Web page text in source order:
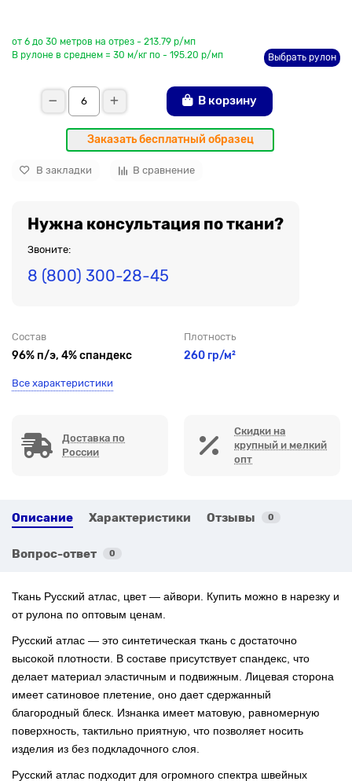
от 6 до 30 метров на отрез - 213.79 р/мп
В рулоне в среднем = 30 м/кг по - 195.20 р/мп
Выбрать рулон
В корзину
Заказать бесплатный образец
В закладки В сравнение
Нужна консультация по ткани?
Звоните:
8 (800) 300-28-45
Состав
96% п/э, 4% спандекс
Плотность
260 гр/м²
Все характеристики
Доставка по
России
Скидки на
крупный и мелкий
опт
Описание Характеристики Отзывы 0
Вопрос-ответ 0
Ткань Русский атлас, цвет — айвори. Купить можно в нарезку и
от рулона по оптовым ценам.
Русский атлас — это синтетическая ткань с достаточно
высокой плотности. В составе присутствует спандекс, что
делает материал эластичным и подвижным. Лицевая сторона
имеет сатиновое плетение, оно дает сдержанный
благородный блеск. Изнанка имеет матовую, равномерную
поверхность, тактильно приятную, что позволяет носить
изделия из без подкладочного слоя.
Русский атлас подходит для огромного спектра швейных